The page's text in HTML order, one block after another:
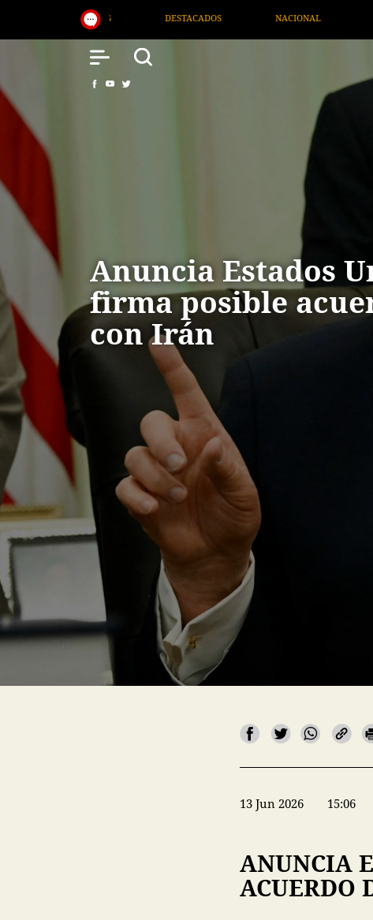
SALUD INTERNACIONAL TV MIGRANTE
Anuncia Estados
firma posible
con Irán
13 Jun 2026 15:06
ANUNCIA
ACUERDO